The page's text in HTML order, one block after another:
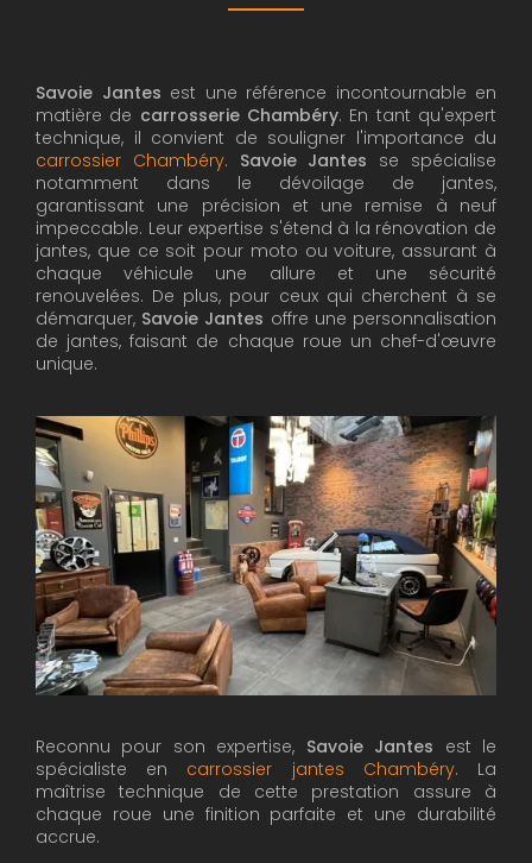
Savoie Jantes est une référence incontournable en
matière de carrosserie Chambéry. En tant qu'expert
technique, il convient de souligner l'importance du
carrossier Chambéry. Savoie Jantes se spécialise
notamment dans le dévoilage de jantes,
garantissant une précision et une remise à neuf
impeccable. Leur expertise s'étend à la rénovation de
jantes, que ce soit pour moto ou voiture, assurant à
chaque véhicule une allure et une sécurité
renouvelées. De plus, pour ceux qui cherchent à se
démarquer, Savoie Jantes offre une personnalisation
de jantes, faisant de chaque roue un chef-d'œuvre
unique.
Reconnu pour son expertise, Savoie Jantes est le
spécialiste en carrossier jantes Chambéry. La
maîtrise technique de cette prestation assure à
chaque roue une finition parfaite et une durabilité
accrue.